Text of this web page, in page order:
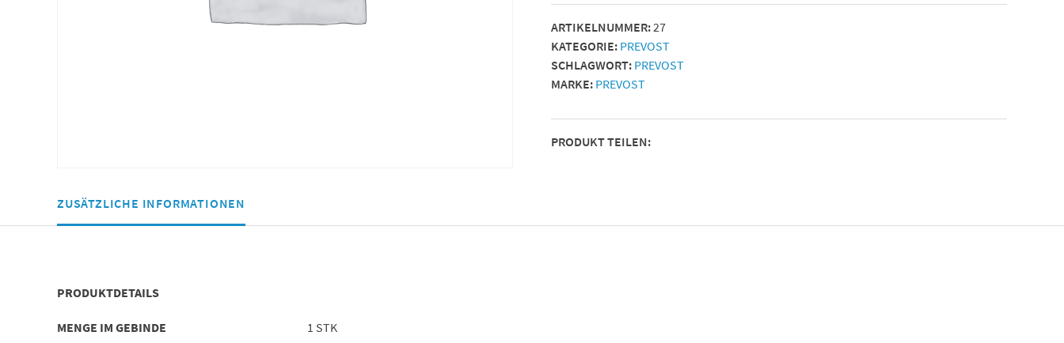
(BSPP)
=
G
3/8
AG
Ø
Innen./Außen.
ARTIKELNUMMER:27
KATEGORIE: PREVOST
SCHLAGWORT: PREVOST
MARKE: PREVOST
PRODUKT TEILEN:
ZUSÄTZLICHE INFORMATIONEN
PRODUKTDETAILS
MENGE IM GEBINDE
1 STK